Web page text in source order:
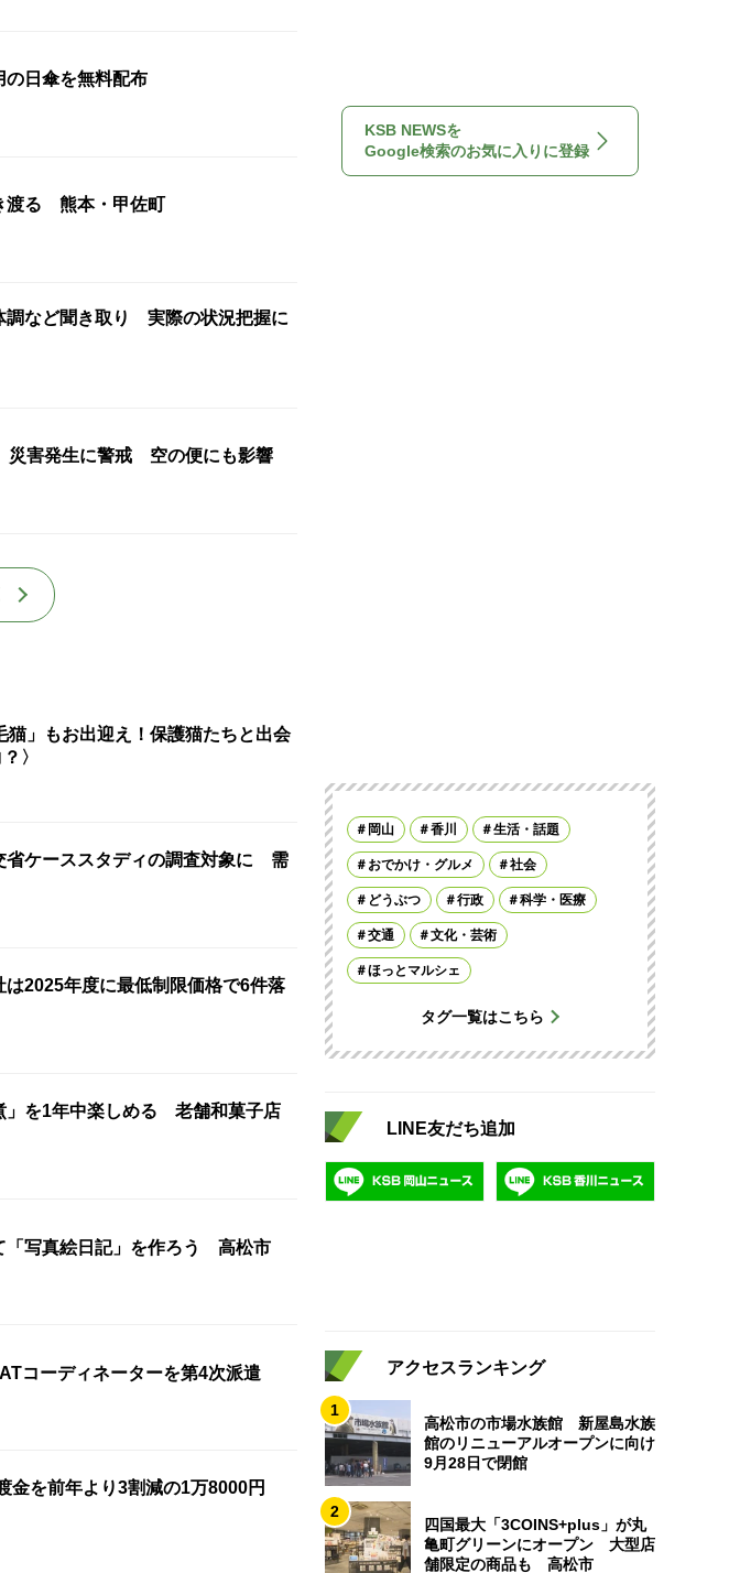
日傘を無料配布
渡る 熊本・甲佐町
など聞き取り 実際の状況把握に
害発生に警戒 空の便にも影響
猫」もお出迎え！保護猫たちと出会
〉
省ケーススタディの調査対象に 需
2025年度に最低制限価格で6件落
」を1年中楽しめる 老舗和菓子店
「写真絵日記」を作ろう 高松市
コーディネーターを第4次派遣
を前年より3割減の1万8000円
KSB NEWSを
Google検索のお気に入りに登録
岡山 香川 生活・話題
おでかけ・グルメ 社会
どうぶつ 行政 科学・医療
交通 文化・芸術
ほっとマルシェ
タグ一覧はこちら
LINE友だち追加
アクセスランキング
1
高松市の市場水族館 新屋島水族
館のリニューアルオープンに向け
9月28日で閉館
2
四国最大「3COINS+plus」が丸
亀町グリーンにオープン 大型店
舗限定の商品も 高松市